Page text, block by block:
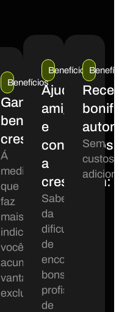
Benefícios
Ganhar
benefícios
crescentes:
Á
medida
que
faz
mais
indicações,
você
acumula
vantagens
exclusivas.
Benefícios
Ajudar
amigos
e
conhecidos
a
crescerem:
Sabemos
da
dificuldade
de
encontrar
bons
profissionais
de
Sem
custos